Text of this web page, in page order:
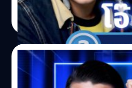
Noparat Monchaitanapat| 1782
Read More
15/09/2021
beartai ITQ ท้า ‘ส้ม มา